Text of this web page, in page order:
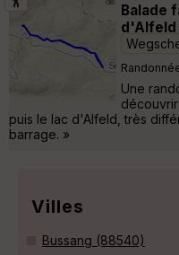
Balade
d'Alfeld
Une
puis le lac d'Alfeld, très
barrage. »
Villes
Bussang (88540)